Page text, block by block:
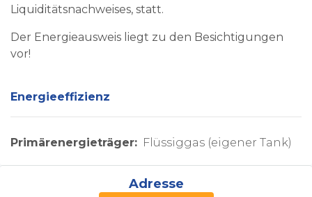
Liquiditätsnachweises, statt.
Der Energieausweis liegt zu den Besichtigungen
vor!
Energieeffizienz
Primärenergieträger: Flüssiggas (eigener Tank)
Adresse